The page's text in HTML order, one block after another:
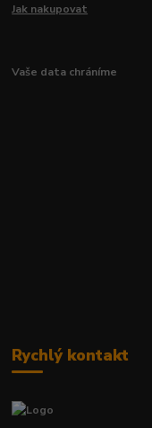
Jak nakupovat
Vaše data chráníme
Rychlý kontakt